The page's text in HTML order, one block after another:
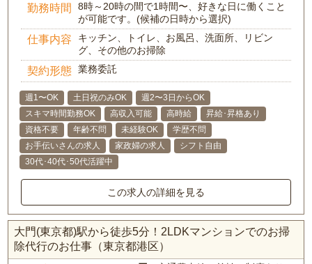
勤務時間
8時～20時の間で1時間〜、好きな日に働くこと
が可能です。(候補の日時から選択)
仕事内容
キッチン、トイレ、お風呂、洗面所、リビン
グ、その他のお掃除
契約形態 業務委託
週1〜OK 土日祝のみOK
週2〜3日からOK
スキマ時間勤務OK
高収入可能 高時給
昇給･昇格あり
資格不要
年齢不問 未経験OK
学歴不問
お手伝いさんの求人
家政婦の求人
シフト自由
30代･40代･50代活躍中
この求人の詳細を見る
大門(東京都)駅から徒歩5分！2LDKマンションでのお掃
除代行のお仕事（東京都港区）